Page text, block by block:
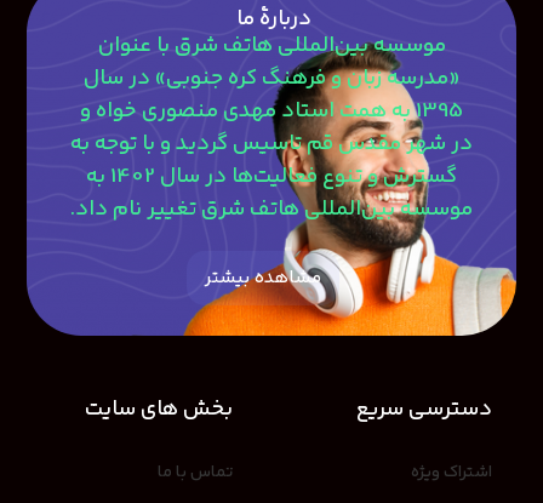
دربارۀ ما
موسسه بین‌المللی هاتف شرق با عنوان
«مدرسه زبان و فرهنگ کره جنوبی» در سال
1395 به همت استاد مهدی منصوری‎ خواه و
در شهر مقدس قم تاسیس گردید و با توجه به
گسترش و تنوع فعالیت‌ها در سال 1402 به
موسسه بین‌المللی هاتف شرق تغییر نام داد.
مشاهده بیشتر
دسترسی سریع
اشتراک ویژه
بخش های سایت
تماس با ما